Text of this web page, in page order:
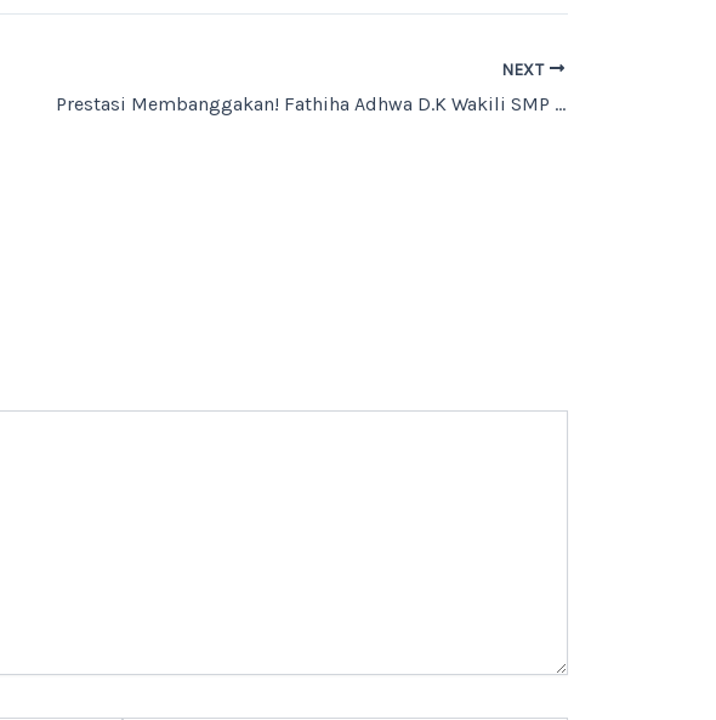
NEXT
Prestasi Membanggakan! Fathiha Adhwa D.K Wakili SMP Skye Digipreneur dan Raih Juara 3 OMNI Sains Indonesia 2 dan Lolos ke Tingkat Provinsi Jawa Barat!